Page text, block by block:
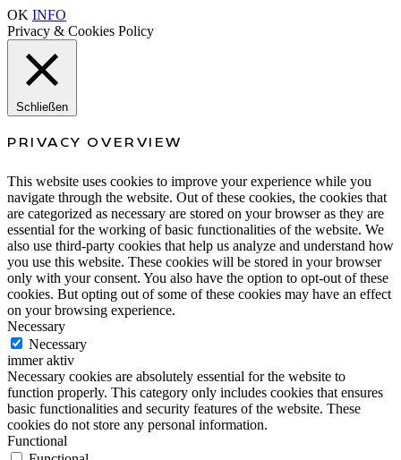
OK INFO
Privacy & Cookies Policy
Schließen
PRIVACY OVERVIEW
This website uses cookies to improve your experience while you
navigate through the website. Out of these cookies, the cookies that
are categorized as necessary are stored on your browser as they are
essential for the working of basic functionalities of the website. We
also use third-party cookies that help us analyze and understand how
you use this website. These cookies will be stored in your browser
only with your consent. You also have the option to opt-out of these
cookies. But opting out of some of these cookies may have an effect
on your browsing experience.
Necessary
Necessary
immer aktiv
Necessary cookies are absolutely essential for the website to
function properly. This category only includes cookies that ensures
basic functionalities and security features of the website. These
cookies do not store any personal information.
Functional